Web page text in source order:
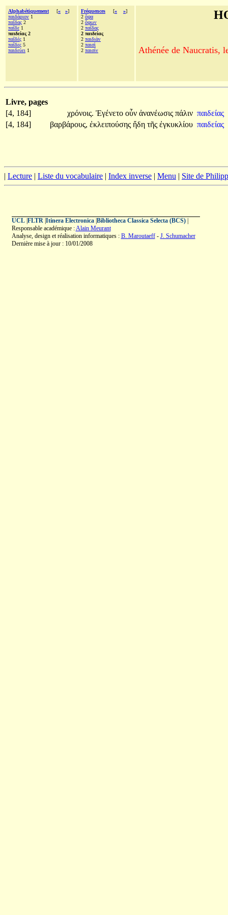
Alphabétiquement [« »]
παιδάριον 1
παῖδας 2
παῖδε 1
παιδείας 2
παῖδές 1
παῖδες 5
παιδεύει 1
Fréquences [« »]
2 ὄψα
2 ὄψων
2 παῖδας
2 παιδείας
2 παιδιὰν
2 παισὶ
2 παισίν Athénée de Naucratis,
Livre, pages
[4, 184]
χρόνοις. Ἐγένετο οὖν ἀνανέωσις πάλιν παιδείας
[4, 184]
βαρβάρους, ἐκλειπούσης ἤδη τῆς ἐγκυκλίου παιδείας
| Lecture | Liste du vocabulaire | Index inverse | Menu | Site de
UCL| FLTR| Itinera Electronica| Bibliotheca Classica Selecta (BCS)|
Responsable académique :Alain Meurant
Analyse, design et réalisation informatiques : B. Maroutaeff- J. Schumacher
Dernière mise à jour : 10/01/2008